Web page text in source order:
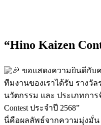
“Hino Kaizen
ขอแสดงความยินดีกับ
ทีมงานของเราได้รับ รางวั
นวัตกรรม และ ประเภทการ
Contest ประจำปี 2568”
นี่คือผลลัพธ์จากความมุ่งมั่น